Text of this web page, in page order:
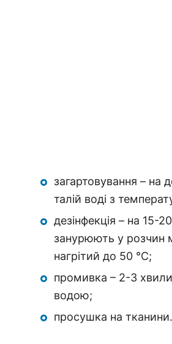
загартовування – на
талій воді з
дезінфекція – на 15-
занурюють у розчин
нагрітий до 50 ℃;
промивка – 2-3
водою;
просушка на тканини.